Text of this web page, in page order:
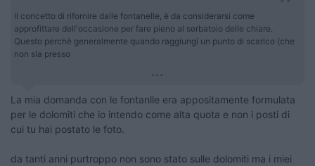
Il concetto di rifornire dalle fontanelle, è da considerarsi come
approfittare dell'occasione per fare pieno al serbatoio delle chiare.
Questo perchè generalmente quando raggiungi un punto di scarico (che
non sia presso
...
La mia domanda con le fontanlle era appositamente formulata
per le dolomiti che io intendo come alta quota e non i posti di
cui tu hai postato le foto.
da tanti anni purtroppo non sono stato sulle dolomiti ma i miei